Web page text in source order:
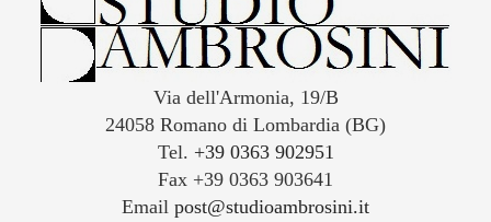
Via dell'Armonia, 19/B
24058 Romano di Lombardia (BG)
Tel. +39 0363 902951
Fax +39 0363 903641
Email post@studioambrosini.it